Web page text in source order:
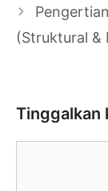
(Struktural &
Tinggalkan